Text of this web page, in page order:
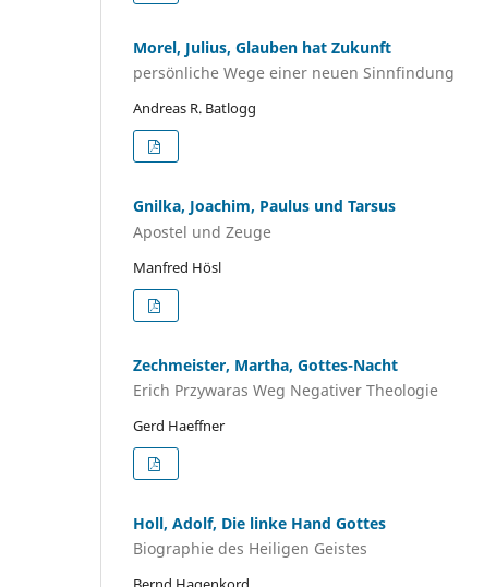
Morel, Julius, Glauben hat Zukunft
persönliche Wege einer neuen Sinnfindung
Andreas R. Batlogg
Gnilka, Joachim, Paulus und Tarsus
Apostel und Zeuge
Manfred Hösl
Zechmeister, Martha, Gottes-Nacht
Erich Przywaras Weg Negativer Theologie
Gerd Haeffner
Holl, Adolf, Die linke Hand Gottes
Biographie des Heiligen Geistes